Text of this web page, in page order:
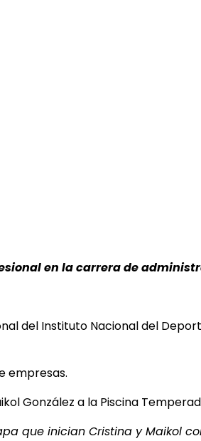
en la carrera de
del Instituto Nacional del
empresas.
González a la Piscina
que inician Cristina y Maikol